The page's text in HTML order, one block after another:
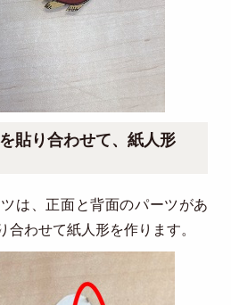
貼り合わせて、紙人形
は、正面と背面のパーツがあ
合わせて紙人形を作ります。